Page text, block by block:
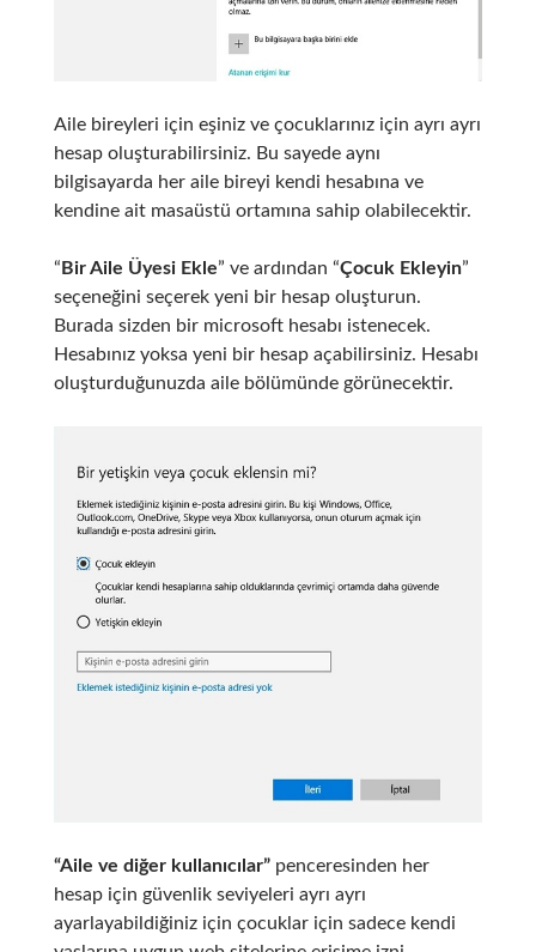
Aile bireyleri için eşiniz ve çocuklarınız için ayrı ayrı
hesap oluşturabilirsiniz. Bu sayede aynı
bilgisayarda her aile bireyi kendi hesabına ve
kendine ait masaüstü ortamına sahip olabilecektir.
“ Bir Aile Üyesi Ekle” ve ardından “Çocuk Ekleyin”
seçeneğini seçerek yeni bir hesap oluşturun.
Burada sizden bir microsoft hesabı istenecek.
Hesabınız yoksa yeni bir hesap açabilirsiniz. Hesabı
oluşturduğunuzda aile bölümünde görünecektir.
“Aile ve diğer kullanıcılar”penceresinden her
hesap için güvenlik seviyeleri ayrı ayrı
ayarlayabildiğiniz için çocuklar için sadece kendi